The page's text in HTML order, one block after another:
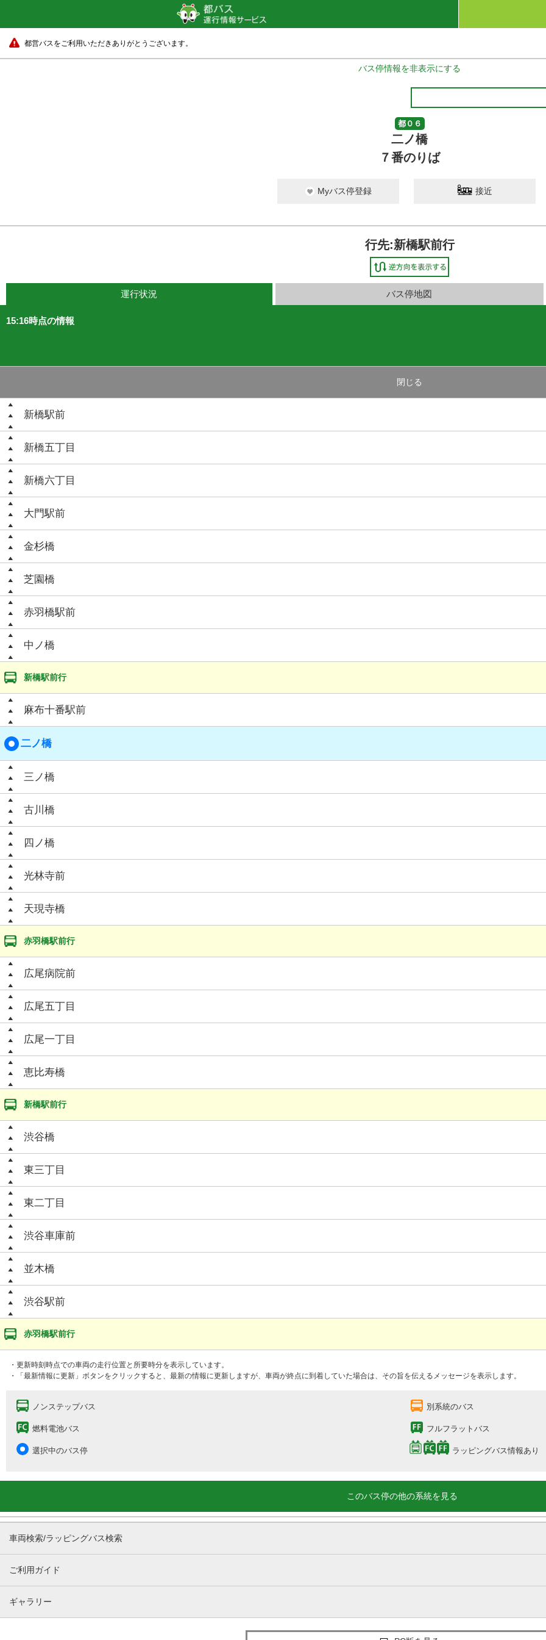
都営バスをご利用いただきありがとうございます。
バス停情報を非表示にする
都０６
二ノ橋
７番のりば
Myバス停登録 接近
行先:新橋駅前行
運行状況 バス停地図
15:16時点の情報
閉じる
新橋駅前
新橋五丁目
新橋六丁目
大門駅前
金杉橋
芝園橋
赤羽橋駅前
中ノ橋
新橋駅前行
麻布十番駅前
二ノ橋
三ノ橋
古川橋
四ノ橋
光林寺前
天現寺橋
赤羽橋駅前行
広尾病院前
広尾五丁目
広尾一丁目
恵比寿橋
新橋駅前行
渋谷橋
東三丁目
東二丁目
渋谷車庫前
並木橋
渋谷駅前
赤羽橋駅前行
・更新時刻時点での車両の走行位置と所要時分を表示しています。
・「最新情報に更新」ボタンをクリックすると、最新の情報に更新しますが、車両が終点に到着していた場合は、その旨を伝えるメッセージを表示します。
ノンステップバス 別系統のバス
燃料電池バス フルフラットバス
選択中のバス停 ラッピングバス情報あり
このバス停の他の系統を見る
車両検索/ラッピングバス検索
ご利用ガイド
ギャラリー